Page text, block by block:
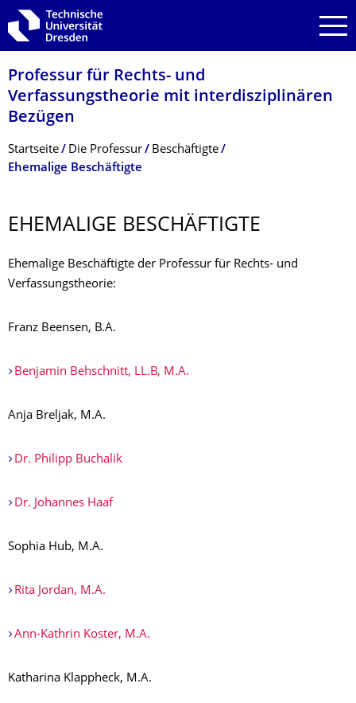
Zur Hauptnavigation springen
Zur Suche springen
Zum Inhalt springen
Professur für Rechts- und
Verfassungstheorie mit interdisziplinären
Bezügen
Breadcrumb-Menü
Startseite Die Professur
Beschäftigte
Ehemalige Beschäftigte
EHEMALIGE BESCHÄFTIGTE
Ehemalige Beschäftigte der Professur für Rechts- und
Verfassungstheorie:
Franz Beensen, B.A.
Benjamin Behschnitt, LL.B, M.A.
Anja Breljak, M.A.
Dr. Philipp Buchalik
Dr. Johannes Haaf
Sophia Hub, M.A.
Rita Jordan, M.A.
Ann-Kathrin Koster, M.A.
Katharina Klappheck, M.A.